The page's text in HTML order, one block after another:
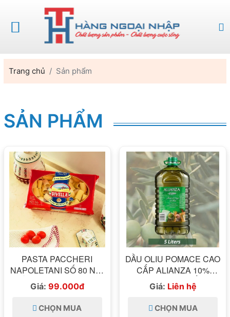
Trang chủ Sản phẩm
SẢN PHẨM
PASTA PACCHERI
NAPOLETANI SỐ 80 NUI
ỐNG DIVELLA HỘP
500G
Giá: 99.000đ
CHỌN MUA
DẦU OLIU POMACE CAO
CẤP ALIANZA 10%
NGUYÊN CHẤT
Giá: Liên hệ
CHỌN MUA